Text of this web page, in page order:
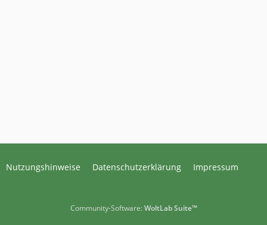
Nutzungshinweise Datenschutzerklärung Impressum
Community-Software:WoltLab Suite™